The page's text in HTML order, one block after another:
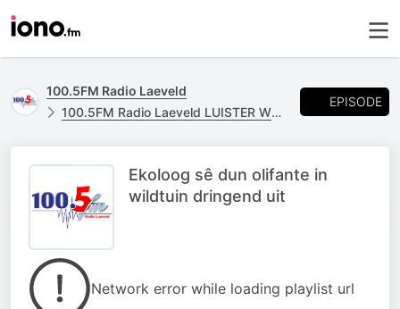
100.5FM Radio Laeveld
100.5FM Radio Laeveld LUISTER WEER
EPISODE
Ekoloog sê dun olifante in
wildtuin dringend uit
Network error while loading playlist url